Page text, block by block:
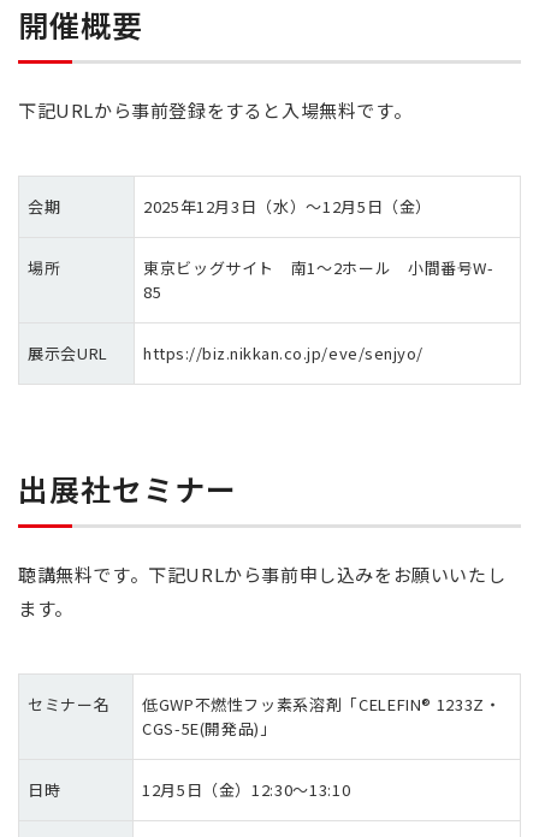
開催概要
下記URLから事前登録をすると入場無料です。
会期 2025年12月3日（水）～12月5日（金）
場所
東京ビッグサイト 南1～2ホール 小間番号W-
85
展示会URL https://biz.nikkan.co.jp/eve/senjyo/
出展社セミナー
聴講無料です。下記URLから事前申し込みをお願いいたし
ます。
セミナー名
低GWP不燃性フッ素系溶剤「CELEFIN® 1233Z・
CGS-5E(開発品)」
日時 12月5日（金）12:30～13:10